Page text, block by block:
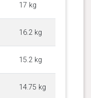
17 kg
16.2 kg
15.2 kg
14.75 kg